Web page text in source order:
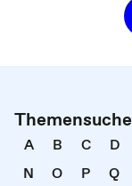
Themensuche
A B C D
N
O P Q